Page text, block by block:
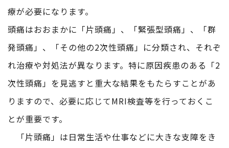
療が必要になります。
頭痛はおおまかに「片頭痛」、「緊張型頭痛」、「群
発頭痛」、「その他の2次性頭痛」に分類され、それぞ
れ治療や対処法が異なります。特に原因疾患のある「2
次性頭痛」を見逃すと重大な結果をもたらすことがあ
りますので、必要に応じてMRI検査等を行っておくこ
とが重要です。
「片頭痛」は日常生活や仕事などに大きな支障をき